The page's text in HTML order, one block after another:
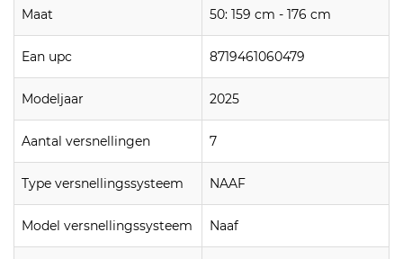
Maat 50: 159 cm - 176 cm
Ean upc 8719461060479
Modeljaar 2025
Aantal versnellingen 7
Type versnellingssysteem NAAF
Model versnellingssysteem Naaf